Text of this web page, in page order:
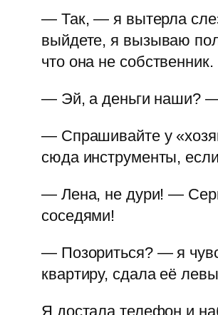
— Так, — я вытерла
выйдете, я вызываю
что она не собственник.
— Эй, а деньги наши? —
— Спрашивайте у
сюда инструменты,
— Лена, не дури! —
соседями!
— Позориться? — я
квартиру, сдала её
Я достала телефон и